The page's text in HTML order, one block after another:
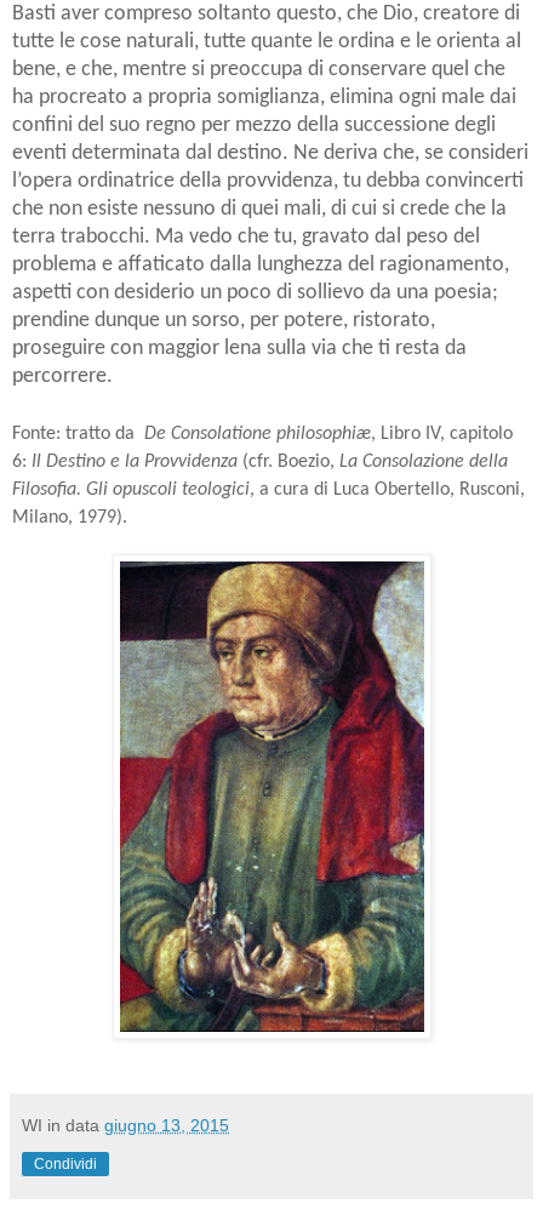
Basti aver compreso soltanto questo, che Dio, creatore di
tutte le cose naturali, tutte quante le ordina e le orienta al
bene, e che, mentre si preoccupa di conservare quel che
ha procreato a propria somiglianza, elimina ogni male dai
confini del suo regno per mezzo della successione degli
eventi determinata dal destino. Ne deriva che, se consideri
l’opera ordinatrice della provvidenza, tu debba convincerti
che non esiste nessuno di quei mali, di cui si crede che la
terra trabocchi. Ma vedo che tu, gravato dal peso del
problema e affaticato dalla lunghezza del ragionamento,
aspetti con desiderio un poco di sollievo da una poesia;
prendine dunque un sorso, per potere, ristorato,
proseguire con maggior lena sulla via che ti resta da
percorrere.
Fonte: tratto da De Consolatione philosophiæ, Libro IV, capitolo
6: Il Destino e la Provvidenza (cfr. Boezio, La Consolazione della
Filosofia. Gli opuscoli teologici, a cura di Luca Obertello, Rusconi,
Milano, 1979).
WI in data giugno 13, 2015
Condividi